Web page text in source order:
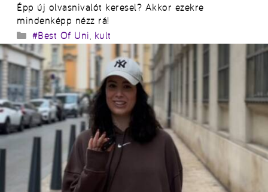
Épp új olvasnivalót keresel? Akkor ezekre
mindenképp nézz rá!
Kategória
#Best Of Uni kult